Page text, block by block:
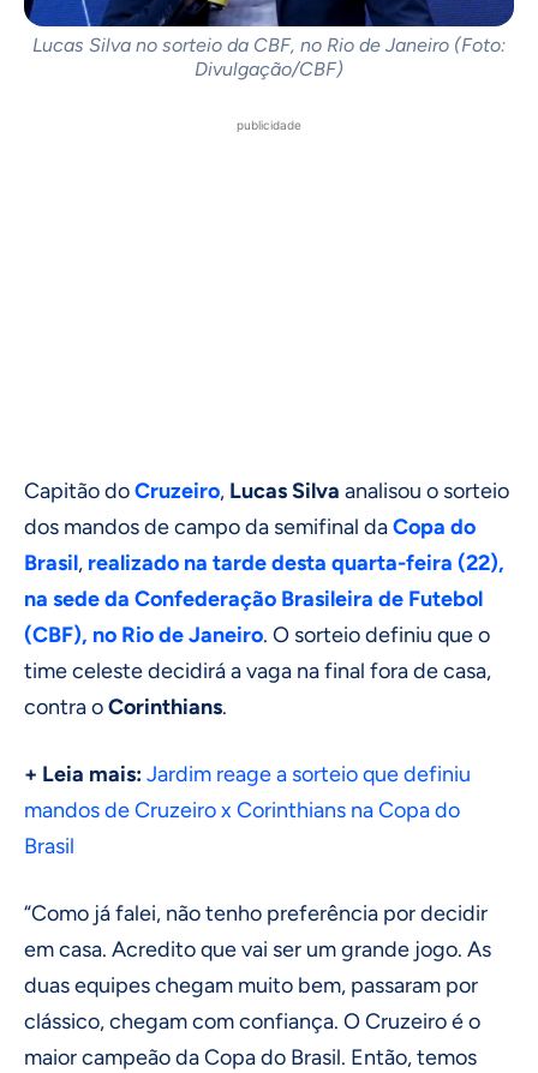
Lucas Silva no sorteio da CBF, no Rio de Janeiro (Foto:
Divulgação/CBF)
publicidade
Capitão doCruzeiro, Lucas Silva analisou o sorteio
dos mandos de campo da semifinal daCopa do
Brasil, realizado na tarde desta quarta-feira (22),
na sede da Confederação Brasileira de Futebol
(CBF), no Rio de Janeiro. O sorteio definiu que o
time celeste decidirá a vaga na final fora de casa,
contra oCorinthians.
+ Leia mais:Jardim reage a sorteio que definiu
mandos de Cruzeiro x Corinthians na Copa do
Brasil
“Como já falei, não tenho preferência por decidir
em casa. Acredito que vai ser um grande jogo. As
duas equipes chegam muito bem, passaram por
clássico, chegam com confiança. O Cruzeiro é o
maior campeão da Copa do Brasil. Então, temos